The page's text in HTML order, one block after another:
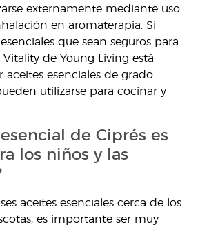
externamente mediante uso
en aromaterapia. Si
que sean seguros para
de Young Living está
aceites esenciales de grado
utilizarse para cocinar y
de Ciprés es
los niños y las
aceites esenciales cerca de los
es importante ser muy